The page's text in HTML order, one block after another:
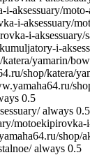
aksessuary/moto-
i-aksessuary/
i-aksessuary/
i-
yamarin/
shop/katera/
0.5
always 0.5
shop/
always 0.5